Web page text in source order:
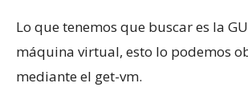
Lo que tenemos que buscar es la
máquina virtual, esto lo podemos
mediante el get-vm.